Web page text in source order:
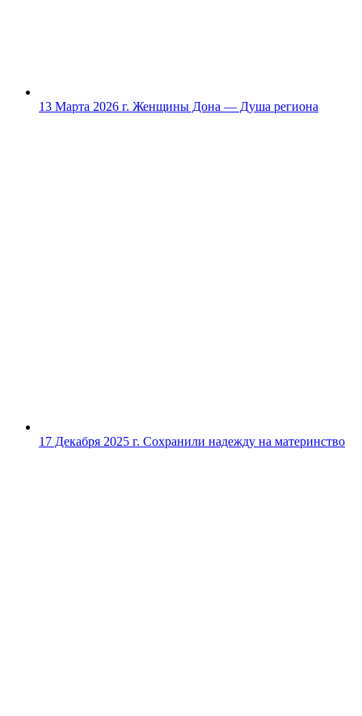
13 Марта 2026 г. Женщины Дона — Душа региона
17 Декабря 2025 г. Сохранили надежду на материнство